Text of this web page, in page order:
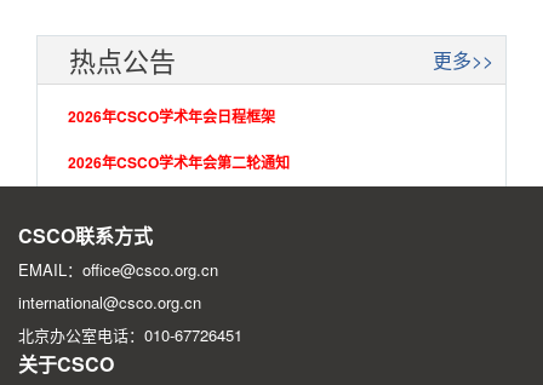
热点公告 更多>>
2026年CSCO学术年会日程框架
2026年CSCO学术年会第二轮通知
CSCO联系方式
EMAIL：office@csco.org.cn
international@csco.org.cn
北京办公室电话：010-67726451
关于CSCO